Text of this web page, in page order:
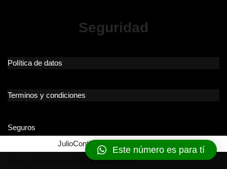
Seguridad
Política de datos
Terminos y condiciones
Seguros
JulioContigo © Gemcreativo 2023
| Funciona gracias aWordPress
Este número es para tí